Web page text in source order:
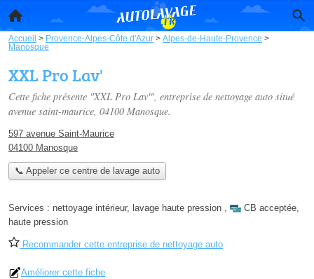
Accueil > Provence-Alpes-Côte d'Azur > Alpes-de-Haute-Provence >
Manosque
XXL Pro Lav'
Cette fiche présente "XXL Pro Lav'", entreprise de nettoyage auto situé
avenue saint-maurice, 04100 Manosque.
597 avenue Saint-Maurice
04100 Manosque
📞 Appeler ce centre de lavage auto
Services : nettoyage intérieur, lavage haute pression , CB acceptée,
haute pression
Recommander cette entreprise de nettoyage auto
Améliorer cette fiche